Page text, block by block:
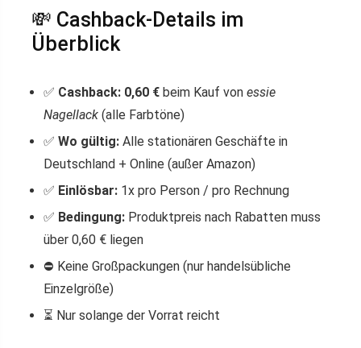
💸 Cashback-Details im
Überblick
✅ Cashback: 0,60 € beim Kauf von essie
Nagellack (alle Farbtöne)
✅ Wo gültig: Alle stationären Geschäfte in
Deutschland + Online (außer Amazon)
✅ Einlösbar: 1x pro Person / pro Rechnung
✅ Bedingung: Produktpreis nach Rabatten muss
über 0,60 € liegen
⛔ Keine Großpackungen (nur handelsübliche
Einzelgröße)
⏳ Nur solange der Vorrat reicht